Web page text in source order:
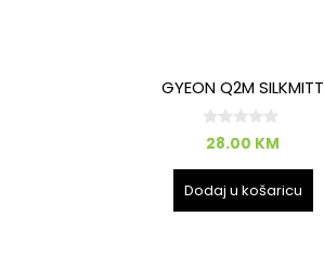
GYEON Q2M SILKMITT
0
o28.00 KM
Dodaj u košaricu